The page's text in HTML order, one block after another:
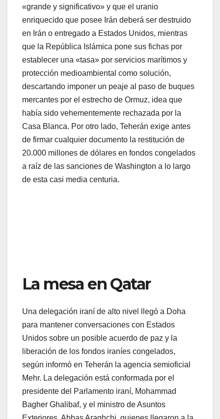
«grande y significativo» y que el uranio
enriquecido que posee Irán deberá ser destruido
en Irán o entregado a Estados Unidos, mientras
que la República Islámica pone sus fichas por
establecer una «tasa» por servicios marítimos y
protección medioambiental como solución,
descartando imponer un peaje al paso de buques
mercantes por el estrecho de Ormuz, idea que
había sido vehementemente rechazada por la
Casa Blanca. Por otro lado, Teherán exige antes
de firmar cualquier documento la restitución de
20.000 millones de dólares en fondos congelados
a raíz de las sanciones de Washington a lo largo
de esta casi media centuria.
La mesa en Qatar
Una delegación iraní de alto nivel llegó a Doha
para mantener conversaciones con Estados
Unidos sobre un posible acuerdo de paz y la
liberación de los fondos iraníes congelados,
según informó en Teherán la agencia semioficial
Mehr. La delegación está conformada por el
presidente del Parlamento iraní, Mohammad
Bagher Ghalibaf, y el ministro de Asuntos